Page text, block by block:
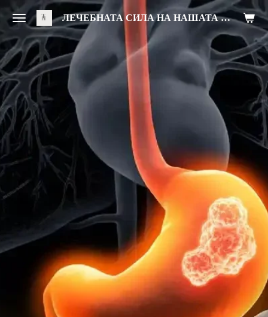
Zum
Hauptinhalt
springen
ЛЕЧЕБНАТА СИЛА НА НАШАТА ХРАНА